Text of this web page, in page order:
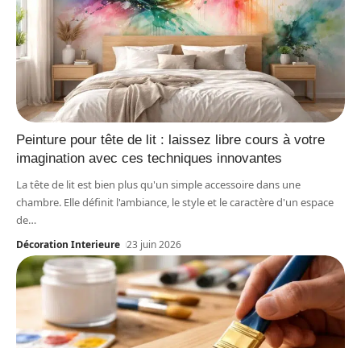
Peinture pour tête de lit : laissez libre cours à votre
imagination avec ces techniques innovantes
La tête de lit est bien plus qu'un simple accessoire dans une
chambre. Elle définit l'ambiance, le style et le caractère d'un espace
de…
Décoration Interieure 23 juin 2026